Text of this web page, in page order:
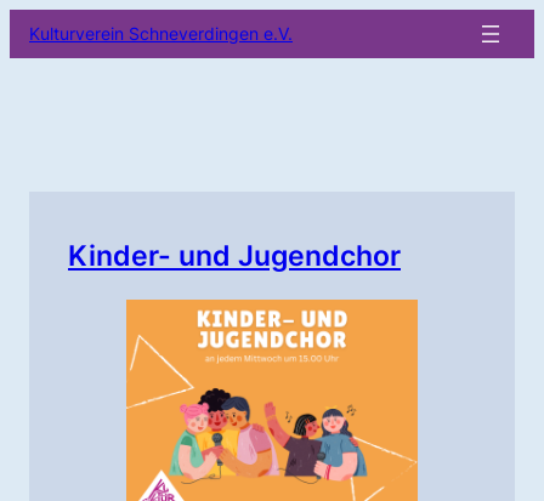
Inhalt
Kulturverein Schneverdingen e.V.
Kinder- und Jugendchor